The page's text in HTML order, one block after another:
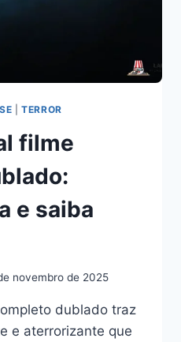
|TERROR
filme
e saiba
novembro de 2025
dublado traz
e aterrorizante que